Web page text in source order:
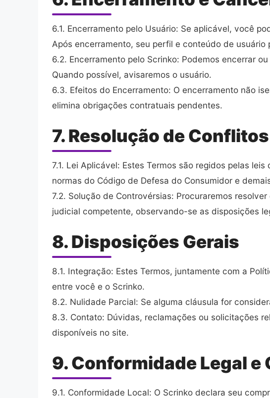
6.1. Encerramento pelo Usuário: Se aplicável, você
Após encerramento, seu perfil e conteúdo de
6.2. Encerramento pelo Scrinko: Podemos encerrar
Quando possível, avisaremos o usuário.
6.3. Efeitos do Encerramento: O encerramento não
elimina obrigações contratuais pendentes.
7. Resolução de
7.1. Lei Aplicável: Estes Termos são regidos pelas
normas do Código de Defesa do Consumidor e
7.2. Solução de Controvérsias: Procuraremos
judicial competente, observando-se as disposições
8. Disposições Gerais
8.1. Integração: Estes Termos, juntamente com a
entre você e o Scrinko.
8.2. Nulidade Parcial: Se alguma cláusula for
8.3. Contato: Dúvidas, reclamações ou solicitações
disponíveis no site.
9. Conformidade Legal
9.1. Conformidade Local: O Scrinko declara seu